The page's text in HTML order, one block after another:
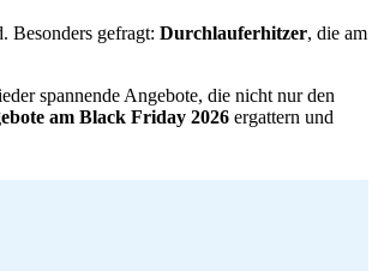
Besonders gefragt: Durchlauferhitzer, die am
spannende Angebote, die nicht nur den
am Black Friday 2026 ergattern und